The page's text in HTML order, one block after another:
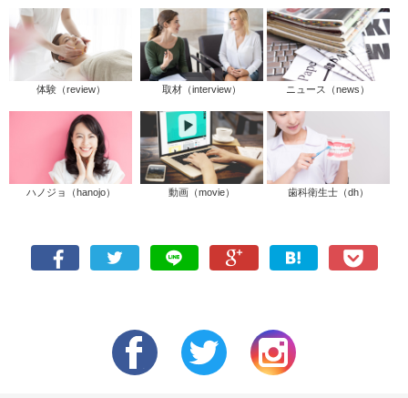
体験（review） 取材（interview） ニュース（news）
ハノジョ（hanojo） 動画（movie） 歯科衛生士（dh）